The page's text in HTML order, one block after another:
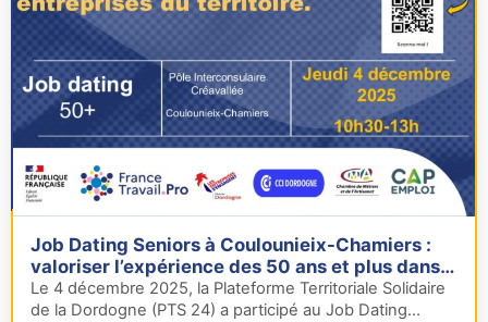
Job Dating Seniors à Coulounieix-Chamiers :
valoriser l’expérience des 50 ans et plus dans
le recrutement
Le 4 décembre 2025, la Plateforme Territoriale Solidaire
de la Dordogne (PTS 24) a participé au Job Dating